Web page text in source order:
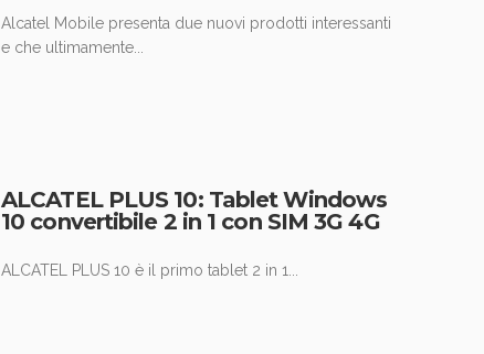
Alcatel Mobile presenta due nuovi prodotti interessanti
e che ultimamente...
ALCATEL PLUS 10: Tablet Windows
10 convertibile 2 in 1 con SIM 3G 4G
ALCATEL PLUS 10 è il primo tablet 2 in 1...